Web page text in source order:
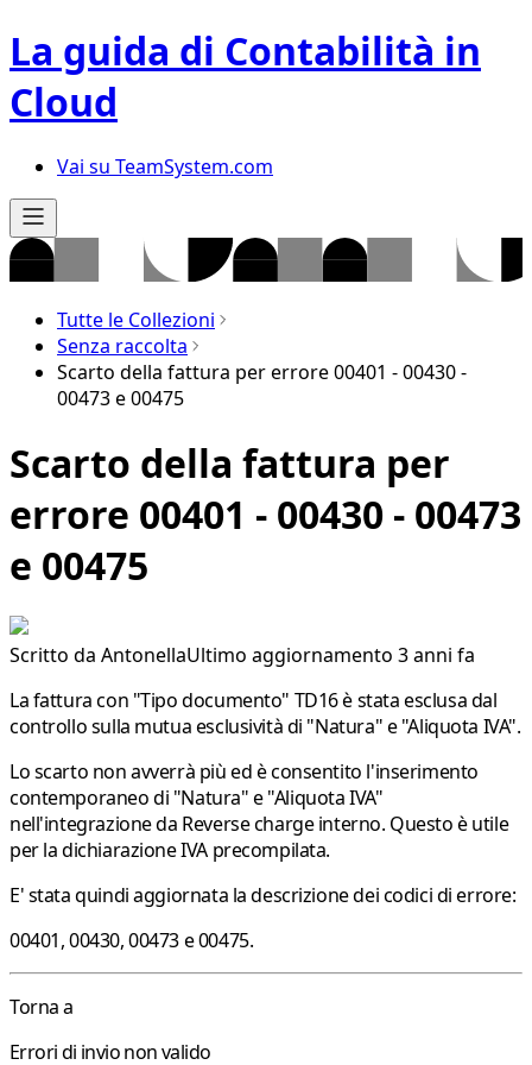
La guida di Contabilità in
Cloud
Vai su TeamSystem.com
Tutte le Collezioni
Senza raccolta
Scarto della fattura per errore 00401 - 00430 -
00473 e 00475
Scarto della fattura per
errore 00401 - 00430 - 00473
e 00475
Scritto da AntonellaUltimo aggiornamento 3 anni fa
La fattura con "Tipo documento" TD16 è stata esclusa dal
controllo sulla mutua esclusività di "Natura" e "Aliquota IVA".
Lo scarto non avverrà più ed è consentito l'inserimento
contemporaneo di "Natura" e "Aliquota IVA"
nell'integrazione da Reverse charge interno. Questo è utile
per la dichiarazione IVA precompilata.
E' stata quindi aggiornata la descrizione dei codici di errore:
00401, 00430, 00473 e 00475.
Torna a
Errori di invio non valido